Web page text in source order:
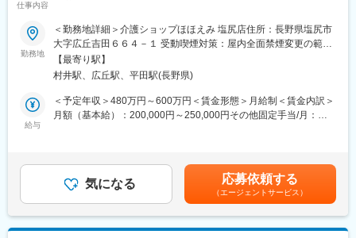
■充実した研修を用意：
管理職に昇格した際なども、年次に合わせて研修を行うなど、教
育には積極的な企業です。
成果だけでなく行動や人間性も評価する制度を導入。「貢献度評
価」と「実力評価」の2軸で公平に評価し、賞与・昇給・昇格へ反
エフビー介護サービスは、介護保険制度開始当初から介護事業に
携わり、群馬・長野・栃木・新潟・埼玉を中心に事業を展開。居
仕事内容
■業務内容
福祉用具専門相談員として、福祉用具のレンタル・販売のご提案
から納品、アフターフォローまで幅広く担当します。介護を必要
とする方やそのご家族、ケアマネジャーと連携し、一人ひとりの
生活を支えるやりがいの大きな仕事です。介護ベッドや車いすな
どの福祉用具を通じて、ご利用者様の「できる」を増やし、安心
した暮らしをサポートします。
・ケアマネジャーとの打ち合わせ、商品提案
・福祉用具の選定・納品・契約対応
勤務地
＜勤務地詳細＞介護ショップほほえみ 塩尻店住所：長野県塩尻市
大字広丘吉田６６４－１ 受動喫煙対策：屋内全面禁煙変更の範
囲：会社の定める事業所
【最寄り駅】
村井駅、広丘駅、平田駅(長野県)
給与
＜予定年収＞480万円～600万円＜賃金形態＞月給制＜賃金内訳＞
月額（基本給）：200,000円～250,000円その他固定手当/月：
残業手当＞有＜給与補足＞■その他固定手当：エリア手当※エリア
デビュー後に支給■その他業績によりインセンティブを支給■年収
例： 年収550万円 入社6年目 副所長550万円（月給36.6万円＋賞
与）賃金はあくまでも目安の金額であり、選考を通じて上下する
可能性があります。月給(月額)は固定手当を含めた表記です。
気になる 応募依頼する
（エージェントサービス）